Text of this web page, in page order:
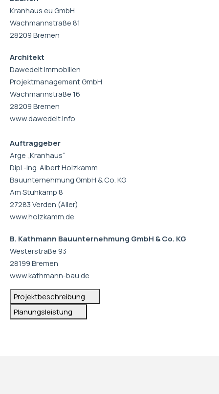
Kranhaus eu GmbH
Wachmannstraße 81
28209 Bremen
Architekt
Dawedeit Immobilien
Projektmanagement GmbH
Wachmannstraße 16
28209 Bremen
www.dawedeit.info
Auftraggeber
Arge „Kranhaus“
Dipl.-Ing. Albert Holzkamm
Bauunternehmung GmbH & Co. KG
Am Stuhkamp 8
27283 Verden (Aller)
www.holzkamm.de
B. Kathmann Bauunternehmung GmbH & Co. KG
Westerstraße 93
28199 Bremen
www.kathmann-bau.de
Projektbeschreibung
Planungsleistung